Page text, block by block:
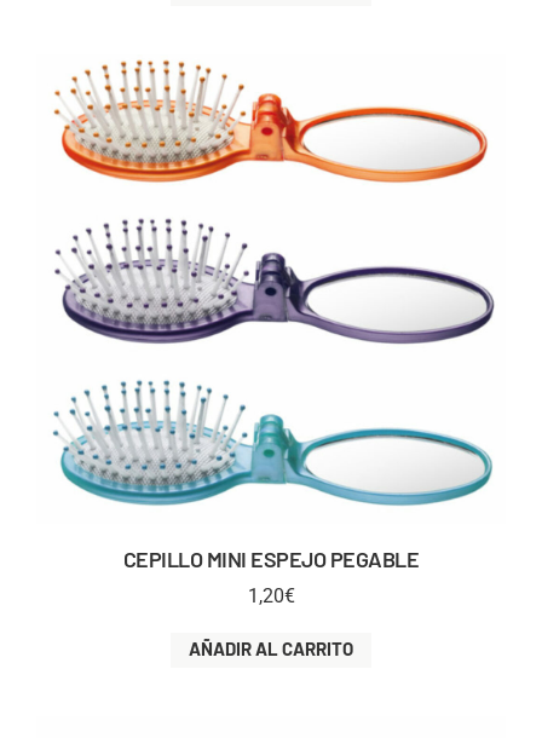
CEPILLO MINI ESPEJO PEGABLE
1,20€
AÑADIR AL CARRITO